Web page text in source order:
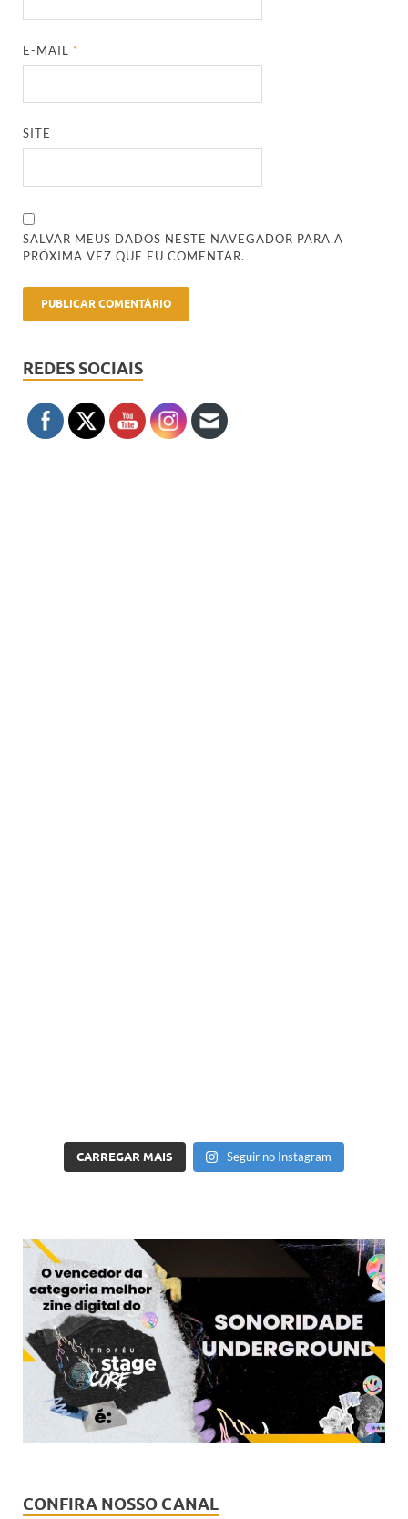
E-MAIL*
SITE
SALVAR MEUS DADOS NESTE NAVEGADOR PARA A
PRÓXIMA VEZ QUE EU COMENTAR.
REDES SOCIAIS
CARREGAR MAIS Seguir no Instagram
CONFIRA NOSSO CANAL